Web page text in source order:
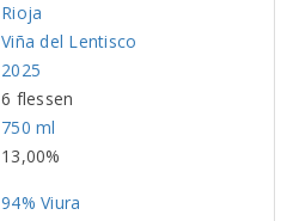
Rioja
Viña del Lentisco
2025
6 flessen
750 ml
13,00%
94% Viura